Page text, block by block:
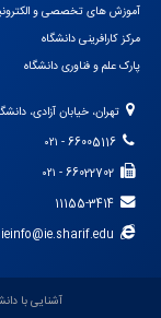
آموزش های تخصصی و
مرکز کارافرینی دانشگاه
پارک علم و فناوری دانشگاه
تهران، خیابان آزادی،
آشنایی با